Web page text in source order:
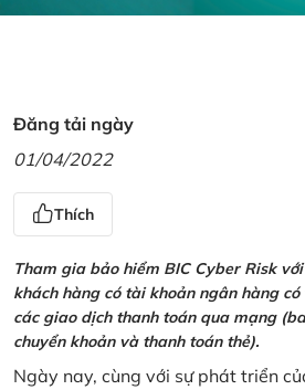
Đăng tải ngày
01/04/2022
Thích
Tham gia bảo hiểm BIC Cyber Risk
khách hàng có tài khoản ngân hàng
các giao dịch thanh toán qua mạng
chuyển khoản và thanh toán thẻ).
Ngày nay, cùng với sự phát triển